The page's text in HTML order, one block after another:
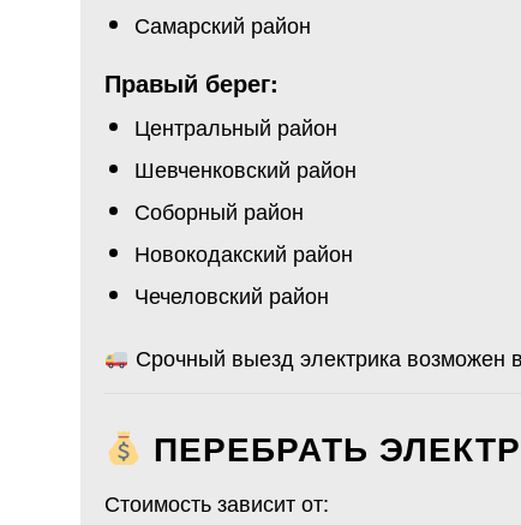
Самарский район
Правый берег:
Центральный район
Шевченковский район
Соборный район
Новокодакский район
Чечеловский район
Срочный выезд электрика возможен
ПЕРЕБРАТЬ
Стоимость зависит от: